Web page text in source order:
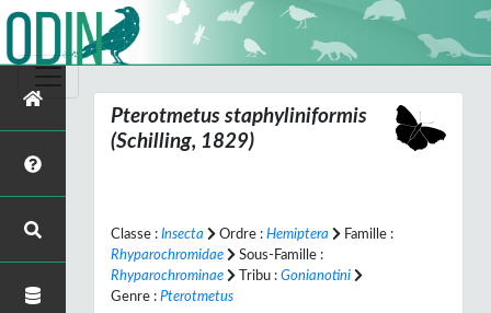
Pterotmetus staphyliniformis
(Schilling, 1829)
Classe : Insecta Ordre : Hemiptera
Famille :
Rhyparochromidae
Sous-Famille :
Rhyparochrominae
Tribu : Gonianotini
Genre : Pterotmetus